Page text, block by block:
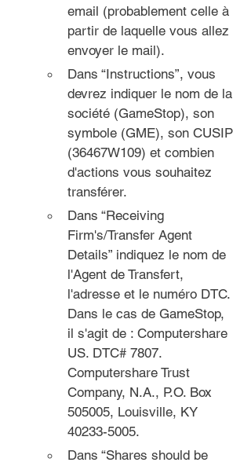
email (probablement celle à
partir de laquelle vous allez
envoyer le mail).
Dans “Instructions”, vous
devrez indiquer le nom de la
société (GameStop), son
symbole (GME), son CUSIP
(36467W109) et combien
d'actions vous souhaitez
transférer.
Dans “Receiving
Firm's/Transfer Agent
Details” indiquez le nom de
l'Agent de Transfert,
l'adresse et le numéro DTC.
Dans le cas de GameStop,
il s'agit de : Computershare
US. DTC# 7807.
Computershare Trust
Company, N.A., P.O. Box
505005, Louisville, KY
40233-5005.
Dans “Shares should be